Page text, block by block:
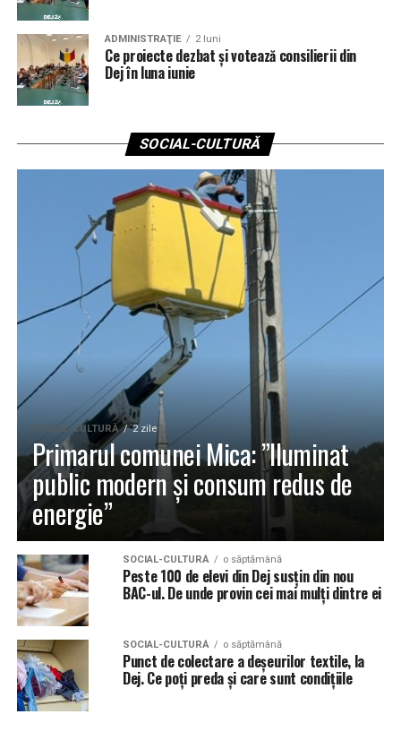
ADMINISTRAŢIE 2 luni
Ce proiecte dezbat și votează consilierii din
Dej în luna iunie
SOCIAL-CULTURĂ
SOCIAL-CULTURĂ 2 zile
Primarul comunei Mica: ”Iluminat
public modern și consum redus de
energie”
SOCIAL-CULTURĂ o săptămână
Peste 100 de elevi din Dej susțin din nou
BAC-ul. De unde provin cei mai mulți dintre ei
SOCIAL-CULTURĂ o săptămână
Punct de colectare a deșeurilor textile, la
Dej. Ce poți preda și care sunt condițiile